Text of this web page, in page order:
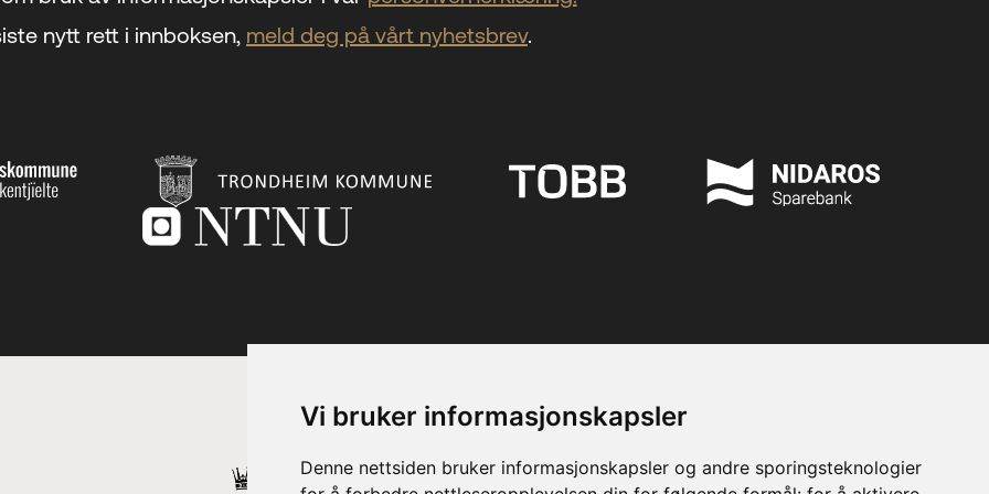
Vi bruker informasjonskapsler
Denne nettsiden bruker informasjonskapsler og andre sporingsteknologier
nytt rett i innboksen, meld deg på vårt nyhetsbrev.